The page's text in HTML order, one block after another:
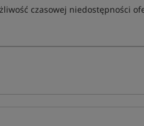
czasowej niedostępności